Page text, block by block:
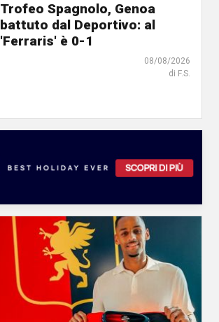
Trofeo Spagnolo, Genoa
battuto dal Deportivo: al
'Ferraris' è 0-1
08/08/2026
di F.S.